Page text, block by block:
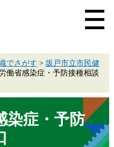
でさがす > 坂戸市立市民健
働省感染症・予防接種相談
染症・予防